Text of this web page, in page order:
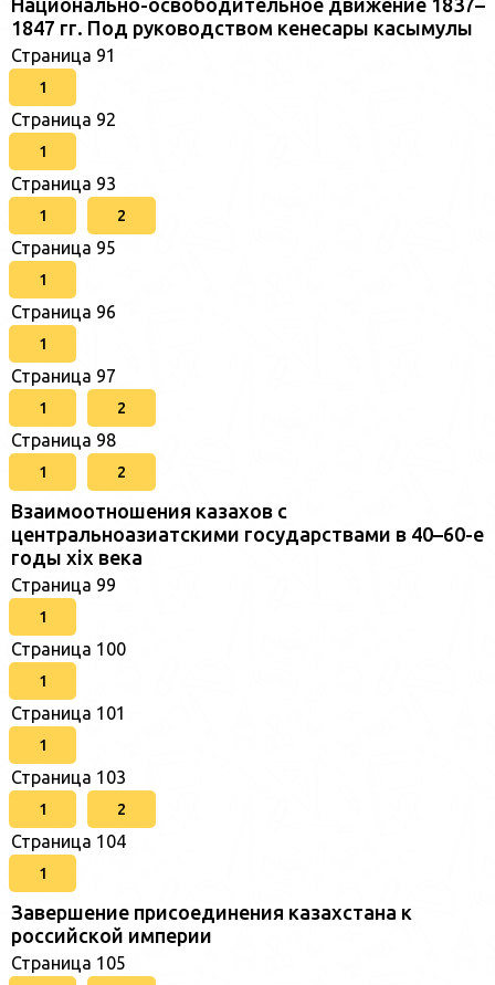
Национально-освободительное движение 1837–
1847 гг. Под руководством кенесары касымулы
Страница 91
1
Страница 92
1
Страница 93
1 2
Страница 95
1
Страница 96
1
Страница 97
1 2
Страница 98
1 2
Взаимоотношения казахов с
центральноазиатскими государствами в 40–60-е
годы xix века
Страница 99
1
Страница 100
1
Страница 101
1
Страница 103
1 2
Страница 104
1
Завершение присоединения казахстана к
российской империи
Страница 105